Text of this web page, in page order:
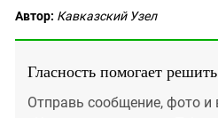
Автор: Кавказский Узел
Гласность помогает
Отправь сообщение, фото и